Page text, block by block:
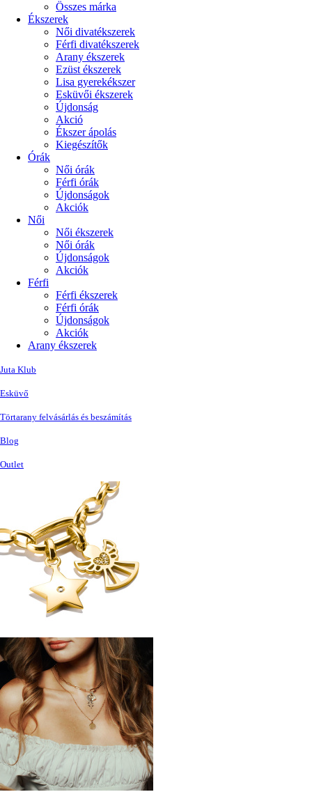
Összes márka
Ékszerek
Női divatékszerek
Férfi divatékszerek
Arany ékszerek
Ezüst ékszerek
Lisa gyerekékszer
Esküvői ékszerek
Újdonság
Akció
Ékszer ápolás
Kiegészítők
Órák
Női órák
Férfi órák
Újdonságok
Akciók
Női
Női ékszerek
Női órák
Újdonságok
Akciók
Férfi
Férfi ékszerek
Férfi órák
Újdonságok
Akciók
Arany ékszerek
Juta Klub
Esküvő
Törtarany felvásárlás és beszámítás
Blog
Outlet